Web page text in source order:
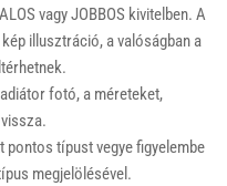
vagy JOBBOS kivitelben. A
illusztráció, a valóságban a
fotó, a méreteket,
pontos típust vegye figyelembe
megjelölésével.